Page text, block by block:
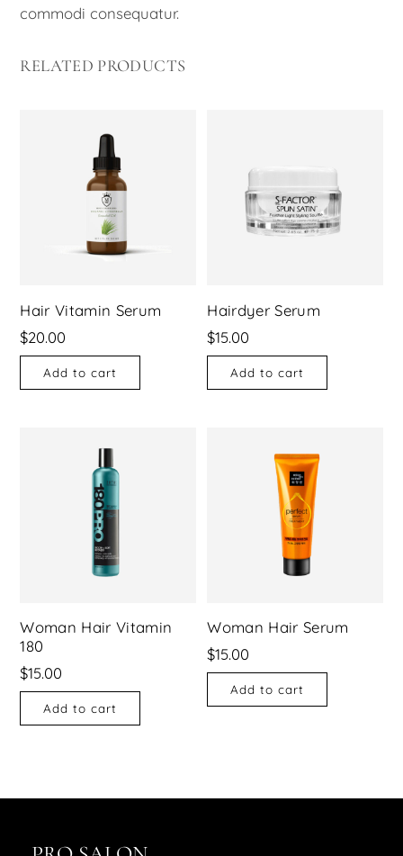
commodi consequatur.
RELATED PRODUCTS
Hair Vitamin Serum
$20.00
Add to cart
Hairdyer Serum
$15.00
Add to cart
Woman Hair Vitamin
180
$15.00
Add to cart
Woman Hair Serum
$15.00
Add to cart